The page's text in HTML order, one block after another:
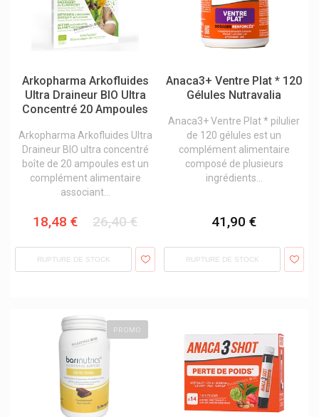
Kt Tape
Laboratoire Phytomedica
Laboratoires Ysonut Inovance
Lenny & Larry's Cookies
Les 3 Chênes Compléments
M&m
Metagenics Compléments Alimentaires
Nano Supps
Nutergia
Nutri Expert Laboratoires Ineldea
Nuun Hydratation
Olimp Sport Nutrition
Olmavita Produits
Optimum Nutrition
Parker
Protina Pharm
Puressentiel Produits Aromathérapique
Qnt Light Digest Whey
Scitec Nutrition
Sigvaris
Solidea Collants Et Bas
Somatoline Cosmetic Minceur
Arkopharma Arkofluides
Ultra Draineur BIO Ultra
Concentré 20 Ampoules
Arkopharma Arkofluides Ultra
Draineur BIO ultra concentré
boîte de 20 ampoules est un
complément alimentaire
associant...
18,48 € 26,40 €
RUPTURE DE STOCK
Anaca3+ Ventre Plat * 120
Gélules Nutravalia
Anaca3+ Ventre Plat * pilulier
de 120 gélules est un
complément alimentaire
composé de plusieurs
ingrédients...
41,90 €
RUPTURE DE STOCK
PROMO